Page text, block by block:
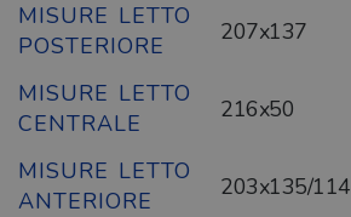
MISURE LETTO
POSTERIORE
207x137
MISURE LETTO
CENTRALE
216x50
MISURE LETTO
ANTERIORE
203x135/114